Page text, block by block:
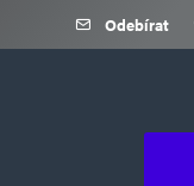
Odebírat